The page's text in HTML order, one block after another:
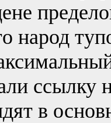
народ
ссылку
в